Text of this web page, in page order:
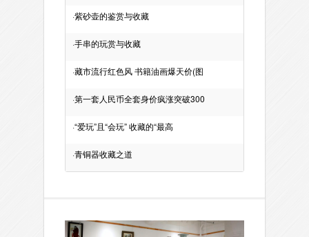
·紫砂壶的鉴赏与收藏
·手串的玩赏与收藏
·藏市流行红色风 书籍油画爆天价(图
·第一套人民币全套身价疯涨突破300
·“爱玩”且“会玩” 收藏的“最高
·青铜器收藏之道